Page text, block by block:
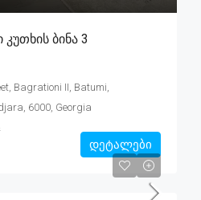
Ბინა 3
Bagrationi II, Batumi,
6000, Georgia
დეტალები